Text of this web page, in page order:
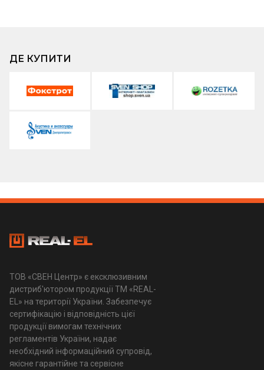
ДЕ КУПИТИ
ТОВ «СВЕН Центр» є ексклюзивним
дистриб'ютором продукції ТМ «REAL-
EL» на території України. Забезпечує
сертифікацію і відповідність цієї
продукції вимогам технічних
регламентів України, надає
необхідний інформаційний супровід,
якісне гарантійне та сервісне